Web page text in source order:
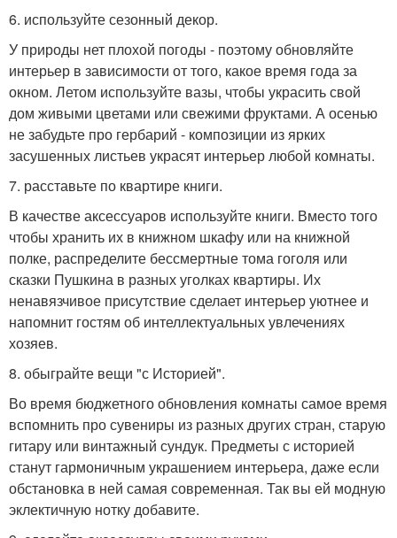
6. используйте сезонный декор.
У природы нет плохой погоды - поэтому обновляйте
интерьер в зависимости от того, какое время года за
окном. Летом используйте вазы, чтобы украсить свой
дом живыми цветами или свежими фруктами. А осенью
не забудьте про гербарий - композиции из ярких
засушенных листьев украсят интерьер любой комнаты.
7. расставьте по квартире книги.
В качестве аксессуаров используйте книги. Вместо того
чтобы хранить их в книжном шкафу или на книжной
полке, распределите бессмертные тома гоголя или
сказки Пушкина в разных уголках квартиры. Их
ненавязчивое присутствие сделает интерьер уютнее и
напомнит гостям об интеллектуальных увлечениях
хозяев.
8. обыграйте вещи "с Историей".
Во время бюджетного обновления комнаты самое время
вспомнить про сувениры из разных других стран, старую
гитару или винтажный сундук. Предметы с историей
станут гармоничным украшением интерьера, даже если
обстановка в ней самая современная. Так вы ей модную
эклектичную нотку добавите.